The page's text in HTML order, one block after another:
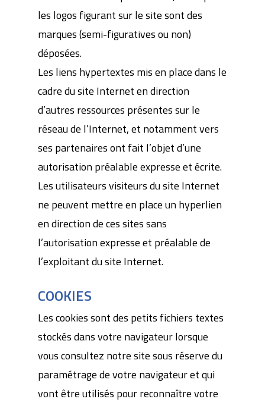
les logos figurant sur le site sont des
marques (semi-figuratives ou non)
déposées.
Les liens hypertextes mis en place dans le
cadre du site Internet en direction
d’autres ressources présentes sur le
réseau de l’Internet, et notamment vers
ses partenaires ont fait l’objet d’une
autorisation préalable expresse et écrite.
Les utilisateurs visiteurs du site Internet
ne peuvent mettre en place un hyperlien
en direction de ces sites sans
l’autorisation expresse et préalable de
l’exploitant du site Internet.
COOKIES
Les cookies sont des petits fichiers textes
stockés dans votre navigateur lorsque
vous consultez notre site sous réserve du
paramétrage de votre navigateur et qui
vont être utilisés pour reconnaître votre